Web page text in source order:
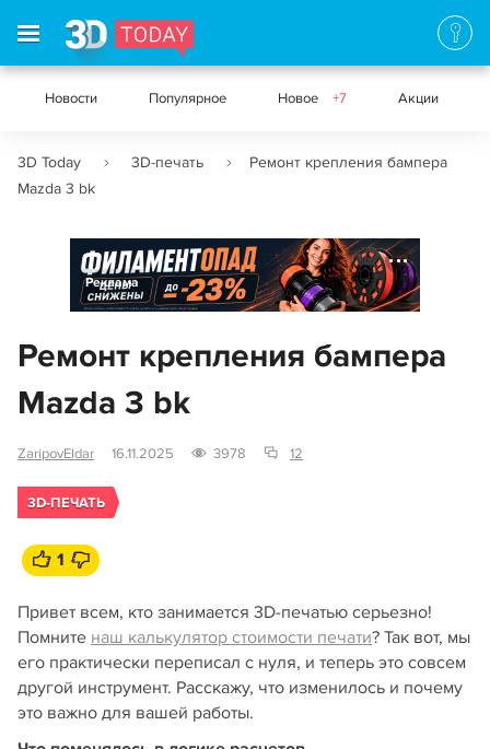
Новости Популярное Новое +7 Акции
3D Today 3D-печать
Ремонт крепления бампера
Mazda 3 bk
Реклама
Ремонт крепления бампера
Mazda 3 bk
ZaripovEldar 16.11.2025 3978 12
3D-ПЕЧАТЬ
1
Привет всем, кто занимается 3D-печатью серьезно!
Помните наш калькулятор стоимости печати? Так вот, мы
его практически переписал с нуля, и теперь это совсем
другой инструмент. Расскажу, что изменилось и почему
это важно для вашей работы.